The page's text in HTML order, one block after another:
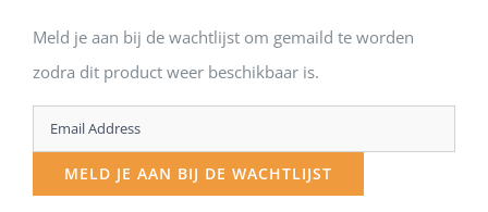
Meld je aan bij de wachtlijst om gemaild te worden
zodra dit product weer beschikbaar is.
Enter
your
email
MELD JE AAN BIJ DE WACHTLIJST